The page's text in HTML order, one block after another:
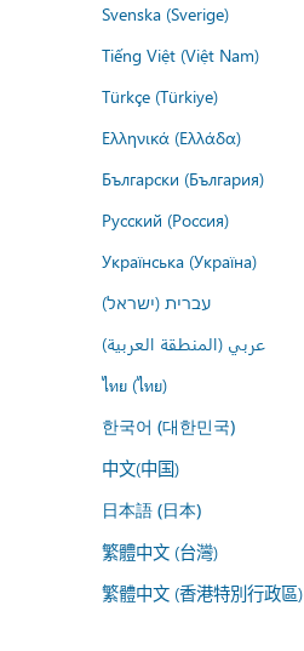
Svenska (Sverige)
Tiếng Việt (Việt Nam)
Türkçe (Türkiye)
Ελληνικά (Ελλάδα)
Български (България)
Русский (Россия)
Українська (Україна)
עברית (ישראל)
عربي (المنطقة العربية)
ไทย (ไทย)
한국어 (대한민국)
中文(中国)
日本語 (日本)
繁體中文 (台灣)
繁體中文 (香港特別行政區)